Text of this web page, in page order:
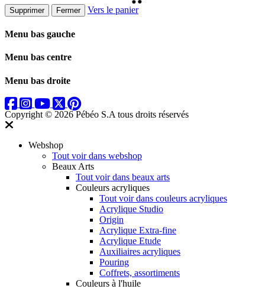
Supprimer Fermer Vers le panier
Menu bas gauche
Menu bas centre
Menu bas droite
Copyright © 2026 Pébéo S.A tous droits réservés
Webshop
Tout voir dans webshop
Beaux Arts
Tout voir dans beaux arts
Couleurs acryliques
Tout voir dans couleurs acryliques
Acrylique Studio
Origin
Acrylique Extra-fine
Acrylique Etude
Auxiliaires acryliques
Pouring
Coffrets, assortiments
Couleurs à l'huile